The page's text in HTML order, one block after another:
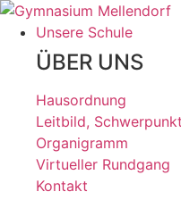
Zum
Inhalt
wechseln
Unsere Schule
ÜBER UNS
Hausordnung
Leitbild,
Organigramm
Virtueller Rundgang
Kontakt